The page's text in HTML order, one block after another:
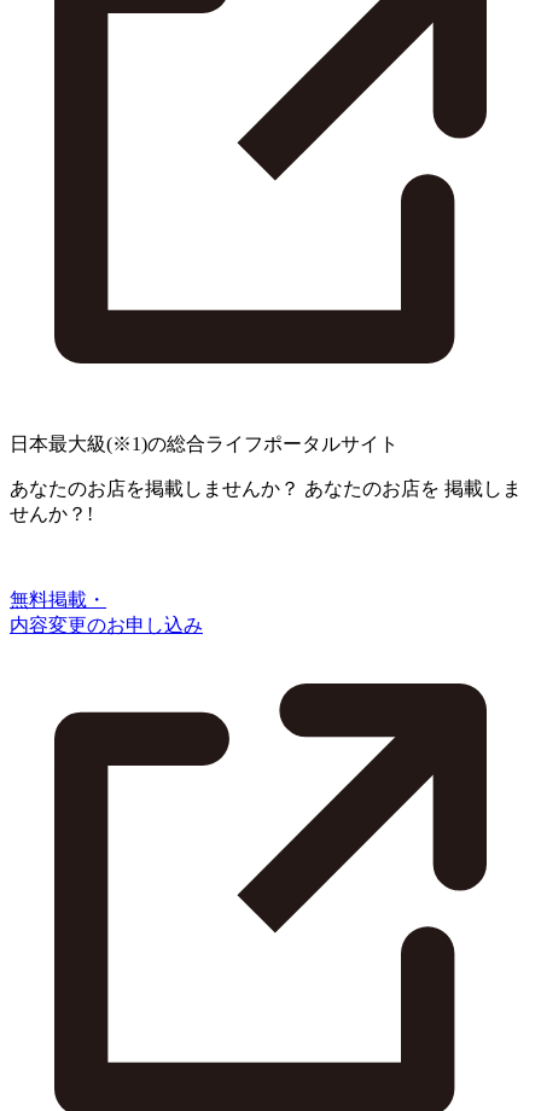
日本最大級(※1)の総合ライフポータルサイト
あなたのお店を掲載しませんか？ あなたのお店を 掲載しま
せんか？!
無料掲載・
内容変更のお申し込み